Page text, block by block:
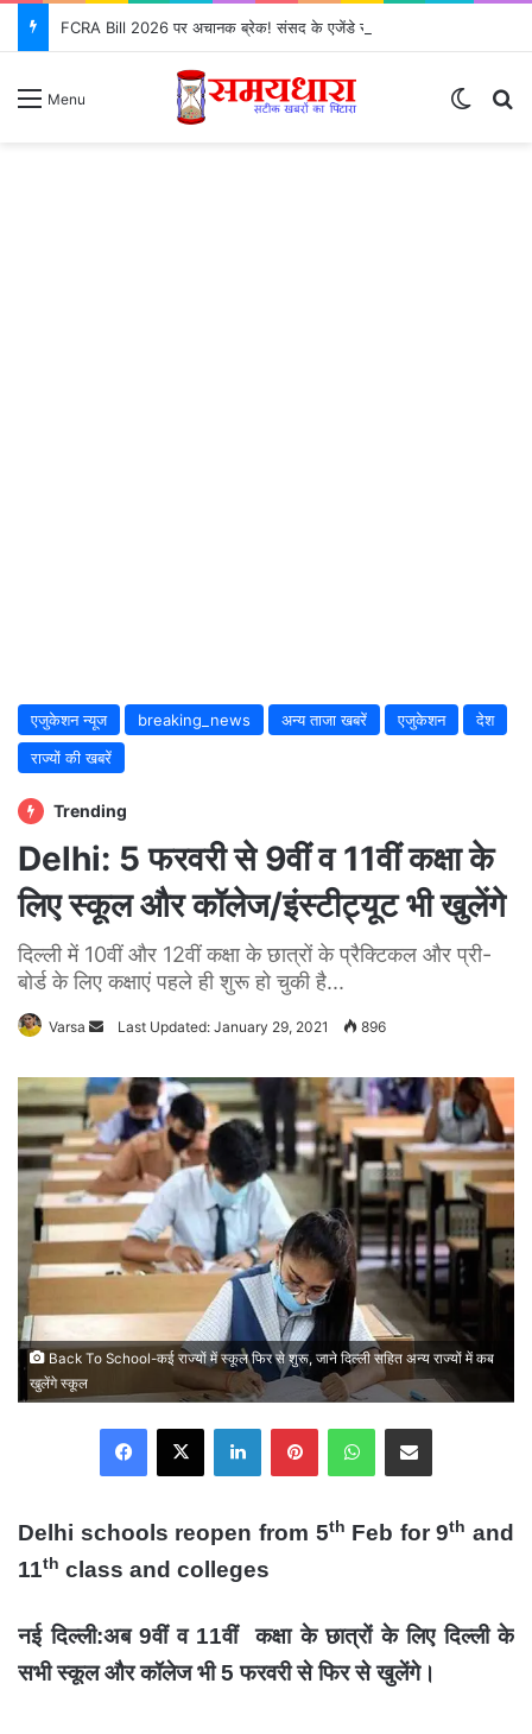
FCRA Bill 2026 पर अचानक ब्रेक! संसद के एजेंडे से क्यों गायब हुआ?
Menu
एजुकेशन न्यूज breaking_news अन्य ताजा खबरें एजुकेशन
देश
राज्यों की खबरें
Trending
Delhi: 5 फरवरी से 9वीं व 11वीं कक्षा के
लिए स्कूल और कॉलेज/इंस्टीट्यूट भी खुलेंगे
दिल्‍ली में 10वीं और 12वीं कक्षा के छात्रों के प्रैक्टिकल और प्री-
बोर्ड के लिए कक्षाएं पहले ही शुरू हो चुकी है...
Varsa
Send
email
Last Updated: January 29, 2021 896
Back To School-कई राज्यों में स्कूल फिर से शुरू, जाने दिल्ली सहित अन्य राज्यों में कब
खुलेंगे स्कूल
Delhi schools reopen from 5th Feb for 9th and
11th class and colleges
नई दिल्ली:अब 9वीं व 11वीं कक्षा के छात्रों के लिए दिल्ली के
सभी स्कूल और कॉलेज भी 5 फरवरी से फिर से खुलेंगे।